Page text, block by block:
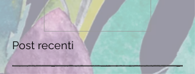
Post recenti